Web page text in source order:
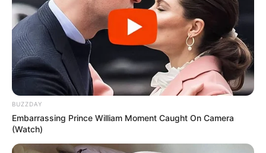
BUZZDAY
Embarrassing Prince William Moment Caught On Camera
(Watch)